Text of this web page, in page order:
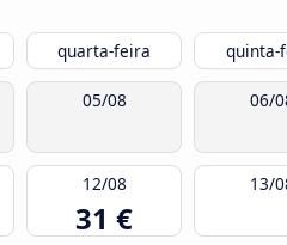
quarta-feira quinta-
05/08 06/
12/08
31 €
13/